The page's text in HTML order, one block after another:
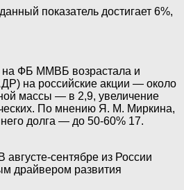
показатель достигает 6%,
на ФБ ММВБ возрастала и
на российские акции — около
массы — в 2,9, увеличение
По мнению Я. М. Миркина,
долга — до 50-60% 17.
сентябре из России
драйвером развития